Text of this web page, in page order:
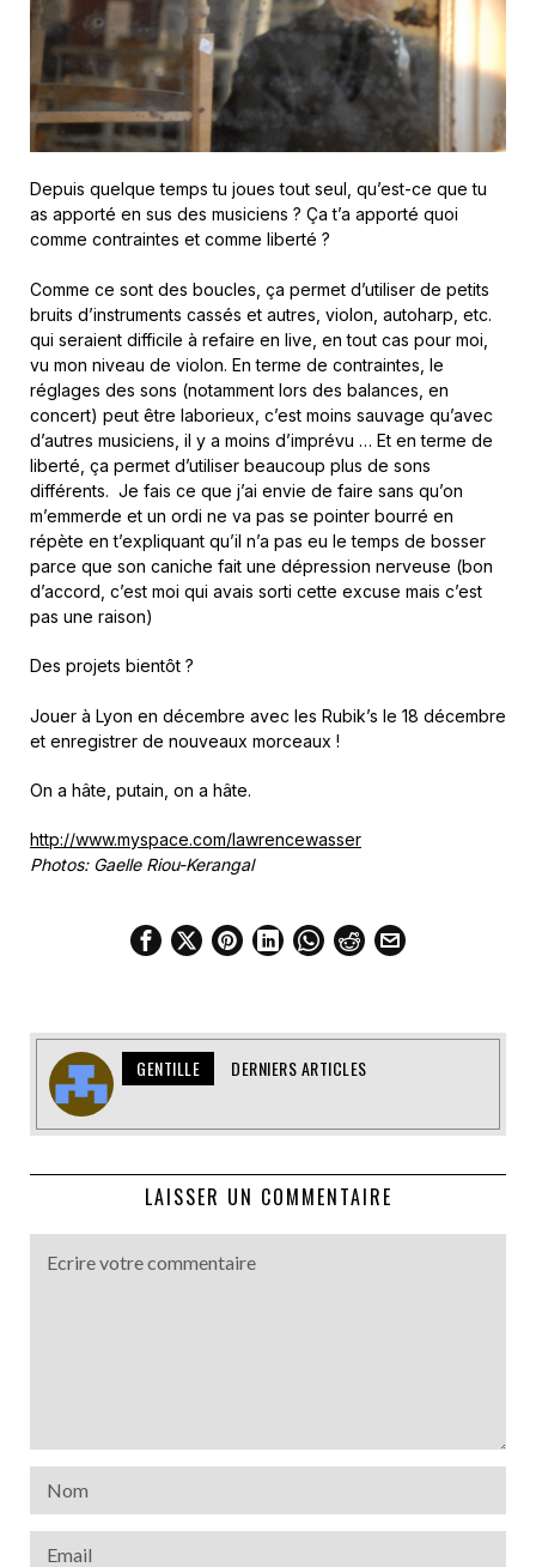
Depuis quelque temps tu joues tout seul, qu’est-ce que tu
as apporté en sus des musiciens ? Ça t’a apporté quoi
comme contraintes et comme liberté ?
Comme ce sont des boucles, ça permet d’utiliser de petits
bruits d’instruments cassés et autres, violon, autoharp, etc.
qui seraient difficile à refaire en live, en tout cas pour moi,
vu mon niveau de violon. En terme de contraintes, le
réglages des sons (notamment lors des balances, en
concert) peut être laborieux, c’est moins sauvage qu’avec
d’autres musiciens, il y a moins d’imprévu … Et en terme de
liberté, ça permet d’utiliser beaucoup plus de sons
différents. Je fais ce que j’ai envie de faire sans qu’on
m’emmerde et un ordi ne va pas se pointer bourré en
répète en t’expliquant qu’il n’a pas eu le temps de bosser
parce que son caniche fait une dépression nerveuse (bon
d’accord, c’est moi qui avais sorti cette excuse mais c’est
pas une raison)
Des projets bientôt ?
Jouer à Lyon en décembre avec les Rubik’s le 18 décembre
et enregistrer de nouveaux morceaux !
On a hâte, putain, on a hâte.
http://www.myspace.com/lawrencewasser
Photos: Gaelle Riou-Kerangal
GENTILLE DERNIERS ARTICLES
LAISSER UN COMMENTAIRE